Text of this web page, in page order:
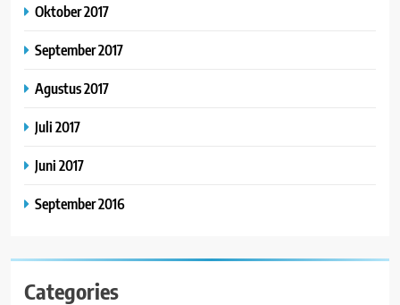
Oktober 2017
September 2017
Agustus 2017
Juli 2017
Juni 2017
September 2016
Categories